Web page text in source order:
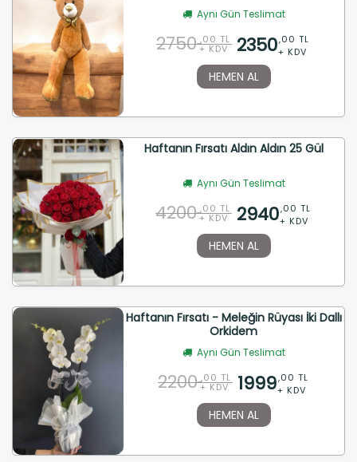
Aynı Gün Teslimat
2750 ,00 TL
+ KDV 2350,00 TL
+ KDV
HEMEN AL
Haftanın Fırsatı Aldın Aldın 25 Gül
Aynı Gün Teslimat
4200 ,00 TL
+ KDV 2940,00 TL
+ KDV
HEMEN AL
Haftanın Fırsatı - Meleğin Rüyası İki Dallı
Orkidem
Aynı Gün Teslimat
2200 ,00 TL
+ KDV 1999,00 TL
+ KDV
HEMEN AL